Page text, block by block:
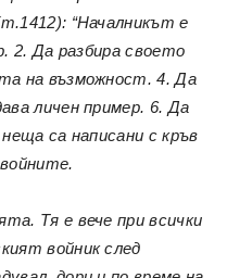
“Началникът е
2. Да разбира своето
на възможност. 4. Да
личен пример. 6. Да
са написани с кръв
Тя е вече при всички
войник след